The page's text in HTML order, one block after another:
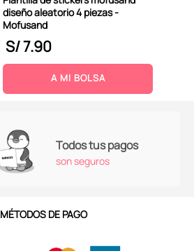
diseño aleatorio 4 piezas -
Mofusand
S/7.90
A MI BOLSA
Todos tus pagos
son seguros
MÉTODOS DE PAGO